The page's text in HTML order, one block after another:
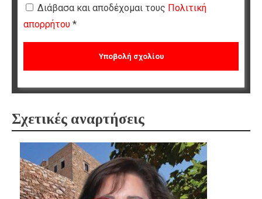
Διάβασα και αποδέχομαι τους Πολιτική
απορρήτου *
Σχετικές αναρτήσεις